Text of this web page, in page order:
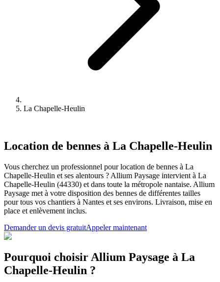
La Chapelle-Heulin
Location de bennes à La Chapelle-Heulin
Vous cherchez un professionnel pour location de bennes à La
Chapelle-Heulin et ses alentours ? Allium Paysage intervient à La
Chapelle-Heulin (44330) et dans toute la métropole nantaise. Allium
Paysage met à votre disposition des bennes de différentes tailles
pour tous vos chantiers à Nantes et ses environs. Livraison, mise en
place et enlèvement inclus.
Demander un devis gratuitAppeler maintenant
Pourquoi choisir Allium Paysage à La
Chapelle-Heulin ?